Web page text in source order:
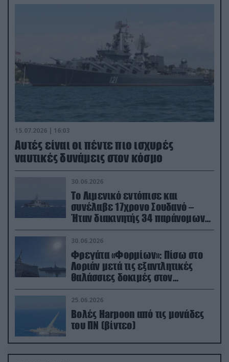
15.07.2026 | 16:03
Aυτές είναι οι πέντε πιο ισχυρές
ναυτικές δυνάμεις στον κόσμο
30.06.2026
Το Λιμενικό εντόπισε και
συνέλαβε 17χρονο Σουδανό –
Ήταν διακινητής 34 παράνομων
μεταναστών
30.06.2026
Φρεγάτα «Φορμίων»: Πίσω στο
Λοριάν μετά τις εξαντλητικές
θαλάσσιες δοκιμές στον
απαιτητικό Βισκαϊκό
25.06.2026
Βολές Harpoon από τις μονάδες
του ΠΝ (βίντεο)